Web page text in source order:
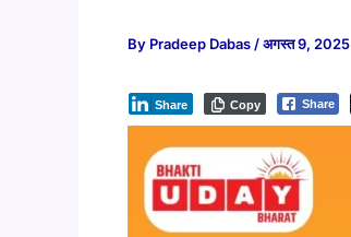
By Pradeep Dabas /अगस्त 9, 2025
Share
Share Copy